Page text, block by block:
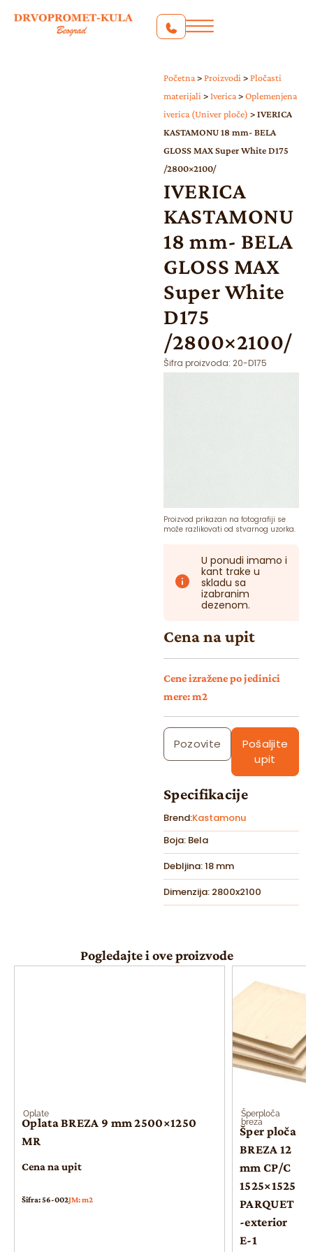
Početna > Proizvodi > Pločasti
materijali > Iverica > Oplemenjena
iverica (Univer ploče) > IVERICA
KASTAMONU 18 mm- BELA
GLOSS MAX Super White D175
/2800×2100/
IVERICA
KASTAMONU
18 mm- BELA
GLOSS MAX
Super White
D175
/2800×2100/
Šifra proizvoda: 20-D175
Proizvod prikazan na fotografiji se
može razlikovati od stvarnog uzorka.
U ponudi imamo i
kant trake u
skladu sa
izabranim
dezenom.
Cena na upit
Cene izražene po jedinici
mere: m2
Pozovite
Pošaljite
upit
Specifikacije
Brend:Kastamonu
Boja: Bela
Debljina: 18 mm
Dimenzija: 2800x2100
Pogledajte i ove proizvode
Oplate
Oplata BREZA 9 mm 2500×1250
MR
Cena na upit
Šifra: 56-002JM: m2
Šperploča
breza
Šper ploča
BREZA 12
mm CP/C
1525×1525
PARQUET
-exterior
E-1